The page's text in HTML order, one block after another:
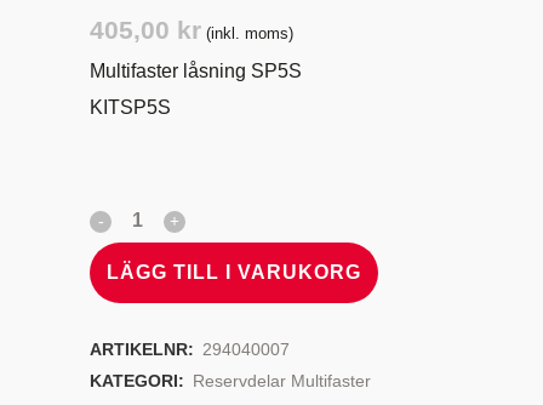
405,00 kr (inkl. moms)
Multifaster låsning SP5S
KITSP5S
LÄGG TILL I VARUKORG
ARTIKELNR: 294040007
KATEGORI: Reservdelar Multifaster